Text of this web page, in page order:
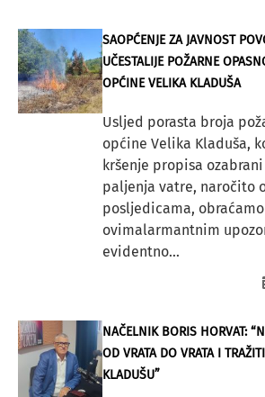
SAOPĆENJE ZA JAVNOST
UČESTALIJE POŽARNE
OPĆINE VELIKA KLADUŠA
Usljed porasta broja
općine Velika Kladuša,
kršenje propisa
paljenja vatre, naročito
posljedicama, obraćamo
ovimalarmantnim
evidentno...
NAČELNIK BORIS HORVAT:
OD VRATA DO VRATA I
KLADUŠU”